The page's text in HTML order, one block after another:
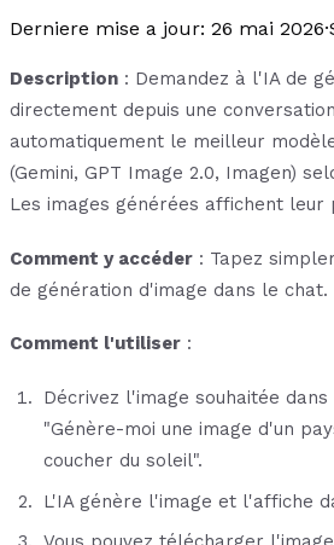
Derniere mise a jour: 26 mai 2026·
Description : Demandez à l'IA de
directement depuis une
automatiquement le meilleur
(Gemini, GPT Image 2.0, Imagen)
Les images générées affichent
Comment y accéder : Tapez
de génération d'image dans le chat.
Comment l'utiliser :
Décrivez l'image souhaitée
"Génère-moi une image d'un
coucher du soleil".
L'IA génère l'image et l'affiche